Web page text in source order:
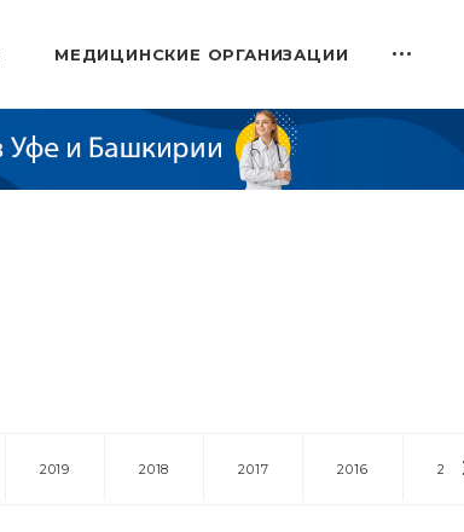
МЕДИЦИНСКИЕ ОРГАНИЗАЦИИ
2019 2018 2017 2016